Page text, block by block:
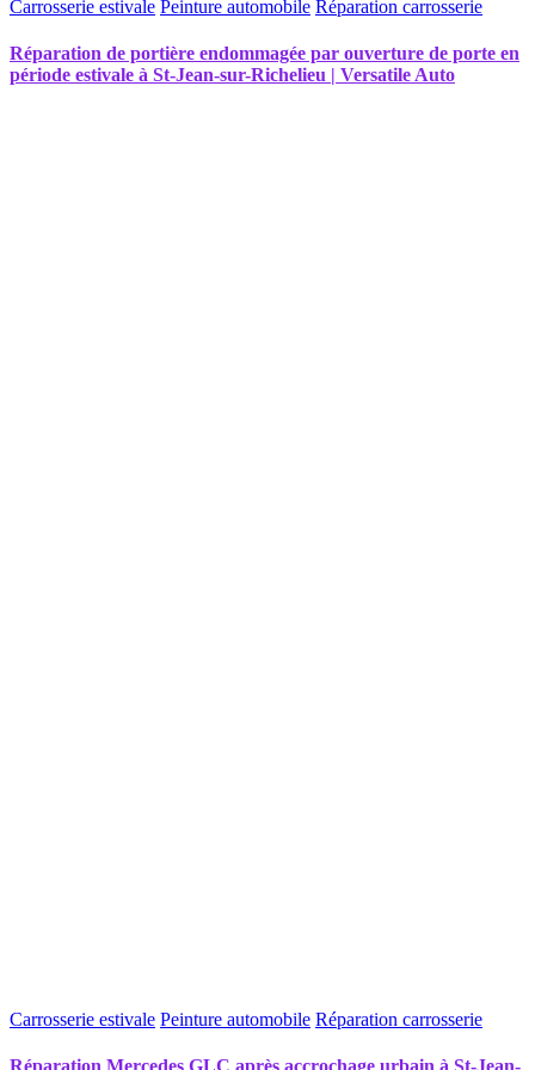
Carrosserie estivale Peinture automobile Réparation carrosserie
Réparation de portière endommagée par ouverture de porte en
période estivale à St-Jean-sur-Richelieu | Versatile Auto
Carrosserie estivale Peinture automobile Réparation carrosserie
Réparation Mercedes GLC après accrochage urbain à St-Jean-